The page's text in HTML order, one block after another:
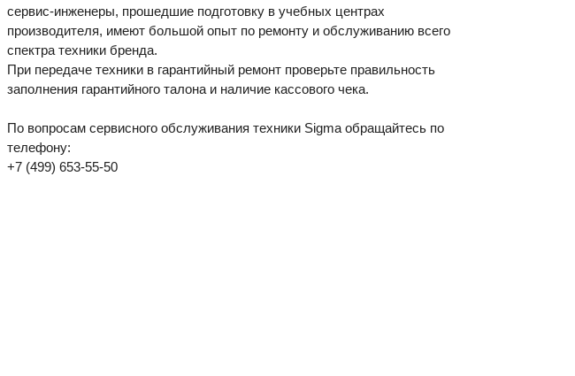
сервис-инженеры, прошедшие подготовку в учебных центрах
производителя, имеют большой опыт по ремонту и обслуживанию всего
спектра техники бренда.
При передаче техники в гарантийный ремонт проверьте правильность
заполнения гарантийного талона и наличие кассового чека.
По вопросам сервисного обслуживания техники Sigma обращайтесь по
телефону:
+7 (499) 653-55-50